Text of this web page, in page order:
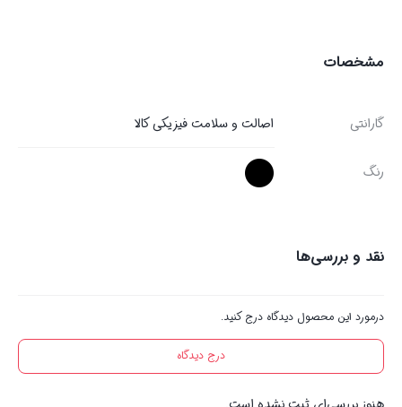
مشخصات
گارانتی اصالت و سلامت فیزیکی کالا
رنگ
نقد و بررسی‌ها
درمورد این محصول دیدگاه درج کنید.
درج دیدگاه